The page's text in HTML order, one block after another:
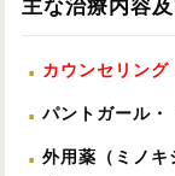
主な治療内容
カウンセリング
パントガール
外用薬（ミノ